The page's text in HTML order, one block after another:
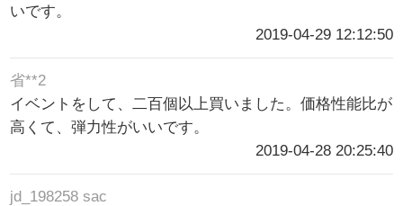
いです。
2019-04-29 12:12:50
省**2
イベントをして、二百個以上買いました。価格性能比が
高くて、弾力性がいいです。
2019-04-28 20:25:40
jd_198258 sac